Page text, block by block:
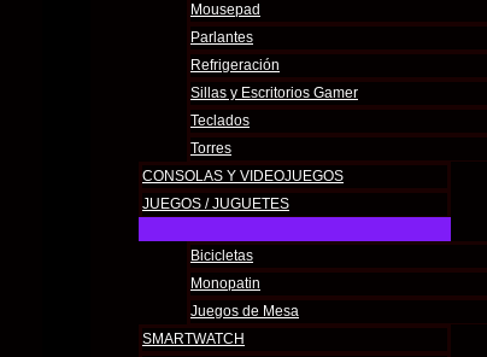
Mousepad
Parlantes
Refrigeración
Sillas y Escritorios Gamer
Teclados
Torres
CONSOLAS Y VIDEOJUEGOS
JUEGOS / JUGUETES
Bicicletas
Monopatin
Juegos de Mesa
SMARTWATCH